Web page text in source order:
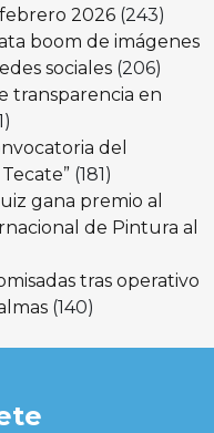
2026 (243)
boom de imágenes
sociales (206)
transparencia en
del
(181)
gana premio al
de Pintura al
tras operativo
(140)